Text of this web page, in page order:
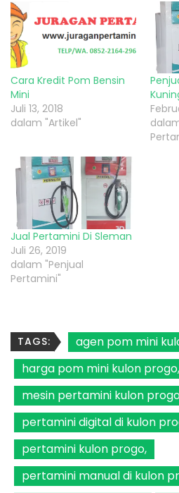
Cara Kredit Pom Bensin
Mini
Juli 13, 2018
dalam "Artikel"
Jual Pertamini Di Sleman
Juli 26, 2019
dalam "Penjual
Pertamini"
TAGS:
agen pom mini
harga pom mini kulon progo
mesin pertamini kulon
pertamini digital di kulon
pertamini kulon progo
pertamini manual di kulon